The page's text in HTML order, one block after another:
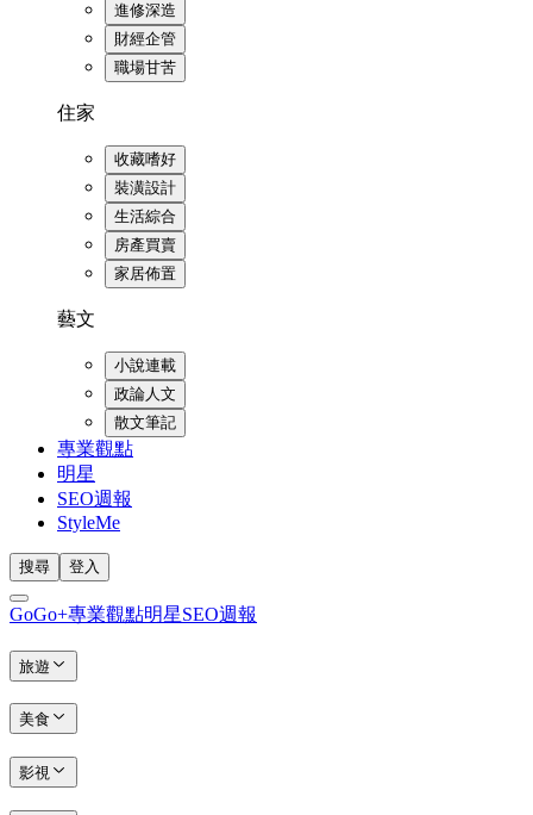
進修深造
財經企管
職場甘苦
住家
收藏嗜好
裝潢設計
生活綜合
房產買賣
家居佈置
藝文
小說連載
政論人文
散文筆記
專業觀點
明星
SEO週報
StyleMe
搜尋 登入
GoGo+專業觀點明星SEO週報
旅遊
美食
影視